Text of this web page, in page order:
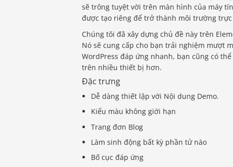
sẽ trông tuyệt vời trên màn hình của máy
được tạo riêng để trở thành môi trường
Chúng tôi đã xây dựng chủ đề này trên
Nó sẽ cung cấp cho bạn trải nghiệm mượt
WordPress đáp ứng nhanh, bạn cũng có
trên nhiều thiết bị hơn.
Đặc trưng
Dễ dàng thiết lập với Nội dung Demo.
Kiểu màu không giới hạn
Trang đơn Blog
Làm sinh động bất kỳ phần tử nào
Bố cục đáp ứng